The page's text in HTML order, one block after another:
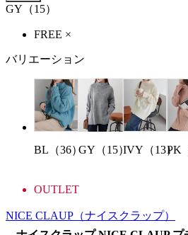
GY（15）
FREE ×
バリエーション
BL（36）GY（15）IVY（13）
PK
OUTLET
NICE CLAUP （ナイスクラップ）